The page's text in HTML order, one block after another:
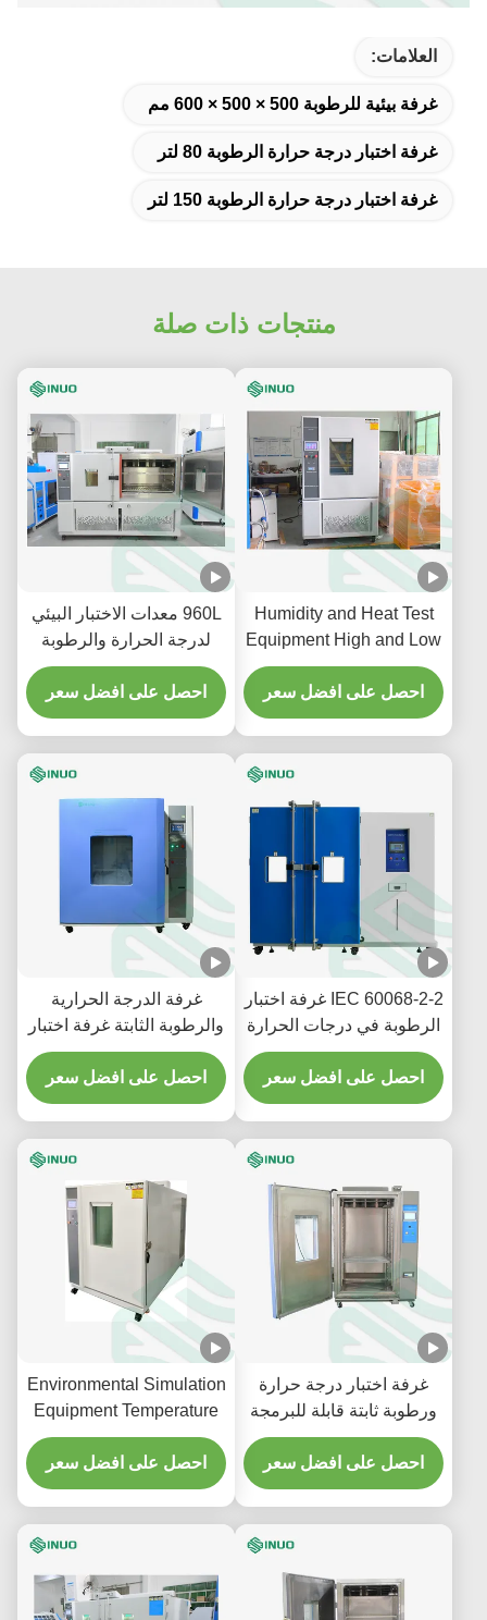
العلامات:
غرفة بيئية للرطوبة 500 × 500 × 600 مم
غرفة اختبار درجة حرارة الرطوبة 80 لتر
غرفة اختبار درجة حرارة الرطوبة 150 لتر
منتجات ذات صلة
Humidity and Heat Test
Equipment High and Low
Temperature Alternating
Test Chamber
احصل على افضل سعر
960L معدات الاختبار البيئي
لدرجة الحرارة والرطوبة
القابلة للبرمجة
احصل على افضل سعر
IEC 60068-2-2 غرفة اختبار
الرطوبة في درجات الحرارة
العالية والمنخفضة 1540 لتر
احصل على افضل سعر
غرفة الدرجة الحرارية
والرطوبة الثابتة غرفة اختبار
الدورة الدورية للرطوبة
احصل على افضل سعر
غرفة اختبار درجة حرارة
ورطوبة ثابتة قابلة للبرمجة
IEC60068-2-2
احصل على افضل سعر
Environmental Simulation
Equipment Temperature
and Humidity Test
Chamber
احصل على افضل سعر